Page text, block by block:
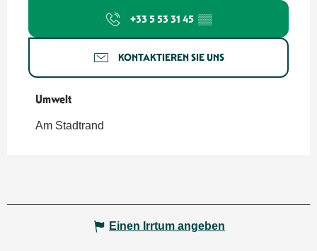
+33 5 53 31 45 ▒▒
KONTAKTIEREN SIE UNS
Umwelt
Umwelt
Am Stadtrand
Einen Irrtum angeben